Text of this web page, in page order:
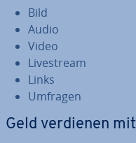
Bild
Audio
Video
Live­stream
Links
Umfragen
Geld verdienen